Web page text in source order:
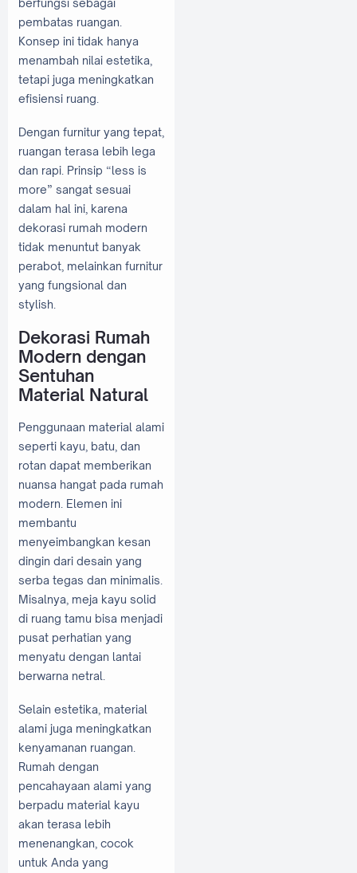
berfungsi sebagai
pembatas ruangan.
Konsep ini tidak hanya
menambah nilai estetika,
tetapi juga meningkatkan
efisiensi ruang.
Dengan furnitur yang tepat,
ruangan terasa lebih lega
dan rapi. Prinsip “less is
more” sangat sesuai
dalam hal ini, karena
dekorasi rumah modern
tidak menuntut banyak
perabot, melainkan furnitur
yang fungsional dan
stylish.
Dekorasi Rumah
Modern dengan
Sentuhan
Material Natural
Penggunaan material alami
seperti kayu, batu, dan
rotan dapat memberikan
nuansa hangat pada rumah
modern. Elemen ini
membantu
menyeimbangkan kesan
dingin dari desain yang
serba tegas dan minimalis.
Misalnya, meja kayu solid
di ruang tamu bisa menjadi
pusat perhatian yang
menyatu dengan lantai
berwarna netral.
Selain estetika, material
alami juga meningkatkan
kenyamanan ruangan.
Rumah dengan
pencahayaan alami yang
berpadu material kayu
akan terasa lebih
menenangkan, cocok
untuk Anda yang